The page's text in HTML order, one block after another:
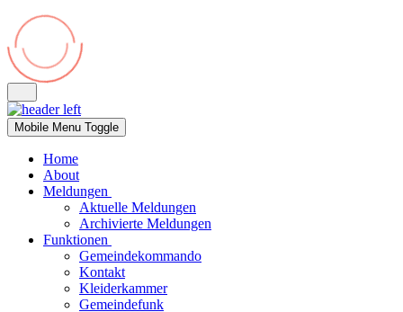
Mobile Menu Toggle
Home
About
Meldungen
Aktuelle Meldungen
Archivierte Meldungen
Funktionen
Gemeindekommando
Kontakt
Kleiderkammer
Gemeindefunk